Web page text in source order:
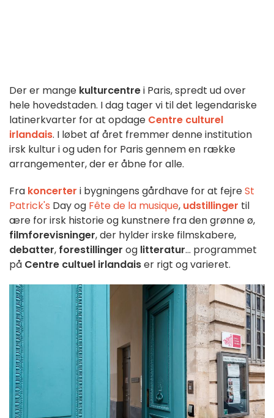
Der er mange kulturcentrei Paris, spredt ud over
hele hovedstaden. I dag tager vi til det legendariske
latinerkvarter for at opdage Centre culturel
irlandais. I løbet af året fremmer denne institution
irsk kultur i og uden for Paris gennem en række
arrangementer, der er åbne for alle.
Fra koncerter i bygningens gårdhave for at fejreSt
Patrick's Day og Fête de la musique, udstillinger til
ære for irsk historie og kunstnere fra den grønne ø,
filmforevisninger, der hylder irske filmskabere,
debatter, forestillinger og litteratur... programmet
på Centre cultuel irlandaiser rigt og varieret.